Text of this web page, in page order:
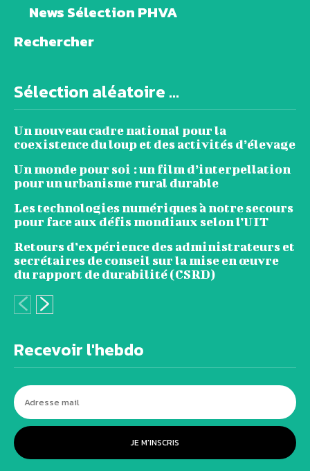
News Sélection PHVA
Rechercher
Sélection aléatoire ...
Un nouveau cadre national pour la
coexistence du loup et des activités d’élevage
Un monde pour soi : un film d’interpellation
pour un urbanisme rural durable
Les technologies numériques à notre secours
pour face aux défis mondiaux selon l’UIT
Retours d’expérience des administrateurs et
secrétaires de conseil sur la mise en œuvre
du rapport de durabilité (CSRD)
Recevoir l'hebdo
JE M'INSCRIS